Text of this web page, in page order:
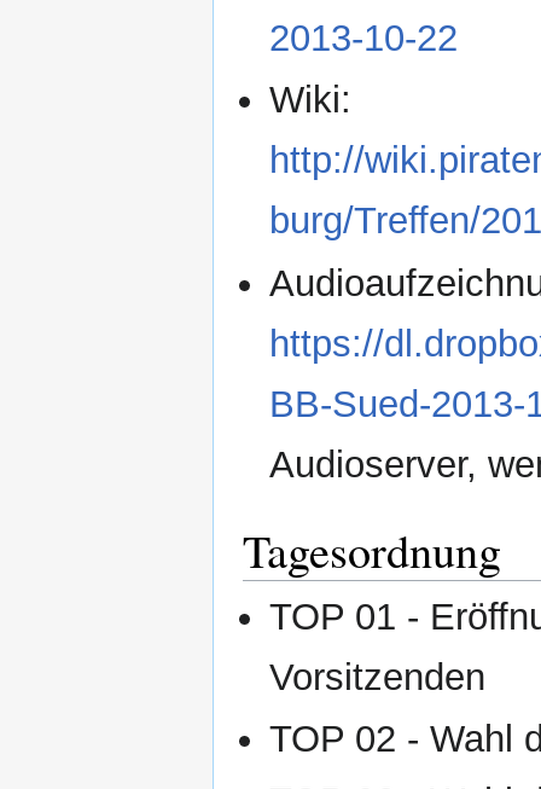
2013-10-22
Wiki:
http://
burg/Treffen/
https://
BB-Sued-2013-
Audioserver,
Tagesordnung
TOP 01 -
Vorsitzenden
TOP 02 - Wahl